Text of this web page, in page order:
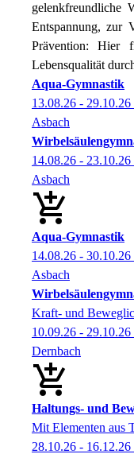
gelenkfreundliche
Entspannung, zur
Prävention: Hier
Lebensqualität
Aqua-Gymnastik
13.08.26 - 29.10.26
Asbach
14.08.26 - 23.10.26
Asbach
Aqua-Gymnastik
14.08.26 - 30.10.26
Asbach
Kraft- und
10.09.26 - 29.10.26
Dernbach
Haltungs- und
Mit Elementen aus
28.10.26 - 16.12.26